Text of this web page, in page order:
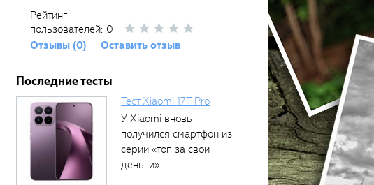
Рейтинг
пользователей: 0
Отзывы (0)
Оставить отзыв
Последние тесты
Тест Xiaomi 17T Pro
У Xiaomi вновь
получился смартфон из
серии «топ за свои
деньги»....